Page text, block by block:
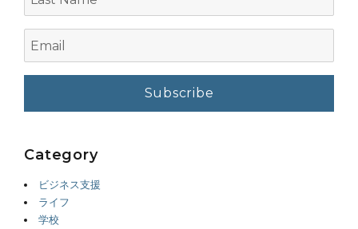
Name
Category
ビジネス支援
ライフ
学校